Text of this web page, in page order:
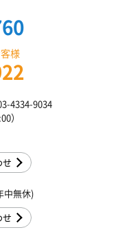
様
4334-9034
）
せ
中無休)
せ